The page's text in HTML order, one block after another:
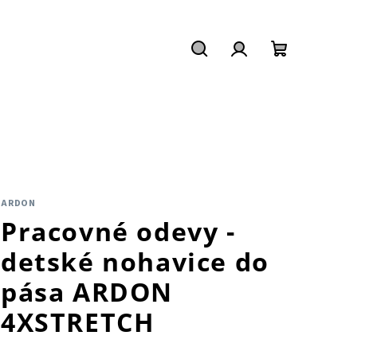
ARDON
Pracovné odevy -
detské nohavice do
pása ARDON
4XSTRETCH